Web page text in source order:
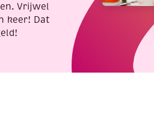
Vrijwel
keer! Dat